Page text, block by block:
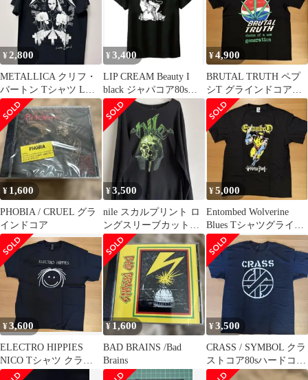
¥2,800
METALLICA クリフ・
バートン Tシャツ Lサ
イズ オフィシャル
¥ 3,400
LIP CREAM Beauty I
black ジャパコア80sハ
ードコア
¥4,900
BRUTAL TRUTH ペプ
シT グラインドコア、
パワーヴァイオレンス
XL
¥ 1,600
PHOBIA / CRUEL グラ
インドコア
¥3,500
nile スカルプリント ロ
ングスリーブカットソ
ー
¥5,000
Entombed Wolverine
Blues Tシャツグライン
ドコア
¥3,600
ELECTRO HIPPIES
NICO Tシャツ クラス
トコア80sハードコア
¥ 1,600
BAD BRAINS /Bad
Brains
¥3,500
CRASS / SYMBOL クラ
ストコア80sハードコア
アナーコパンク